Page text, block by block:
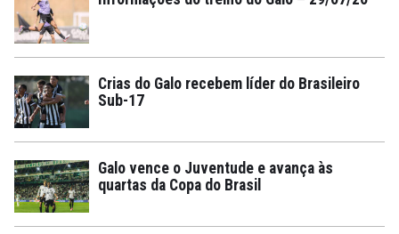
Crias do Galo recebem líder do Brasileiro
Sub-17
Galo vence o Juventude e avança às
quartas da Copa do Brasil